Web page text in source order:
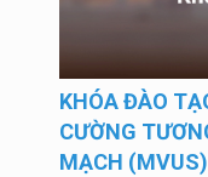
KHÓA ĐÀO
CƯỜNG
MẠCH